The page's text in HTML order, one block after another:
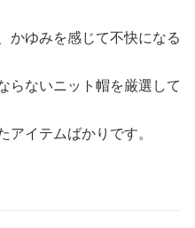
かゆみを感じて不快になる
らないニット帽を厳選して
イテムばかりです。